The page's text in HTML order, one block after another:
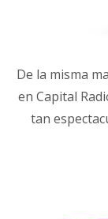
De la misma
en Capital
tan